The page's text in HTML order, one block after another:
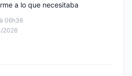
06h36
2026
a lo que necesitaba